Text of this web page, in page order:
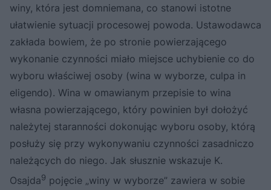
winy, która jest domniemana, co stanowi istotne
ułatwienie sytuacji procesowej powoda. Ustawodawca
zakłada bowiem, że po stronie powierzającego
wykonanie czynności miało miejsce uchybienie co do
wyboru właściwej osoby (wina w wyborze, culpa in
eligendo). Wina w omawianym przepisie to wina
własna powierzającego, który powinien był dołożyć
należytej staranności dokonując wyboru osoby, którą
posłuży się przy wykonywaniu czynności zasadniczo
należących do niego. Jak słusznie wskazuje K.
Osajda9 pojęcie „winy w wyborze” zawiera w sobie